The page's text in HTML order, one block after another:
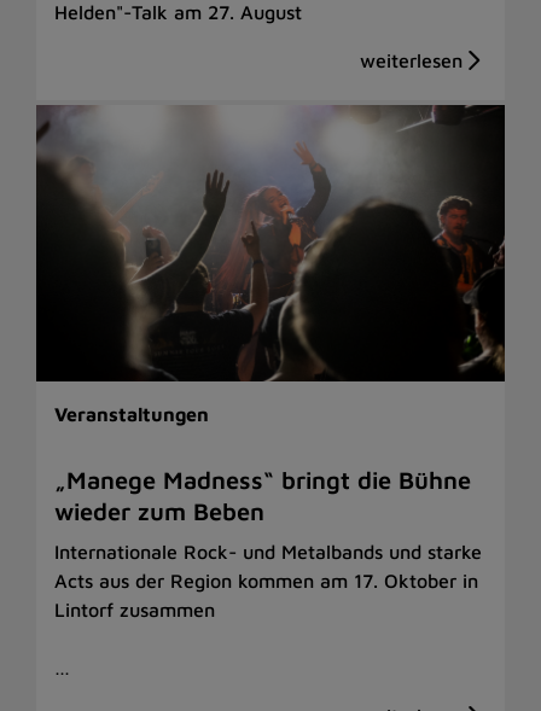
Helden"-Talk am 27. August
Veranstaltungen
„Manege Madness“ bringt die Bühne
wieder zum Beben
Internationale Rock- und Metalbands und starke
Acts aus der Region kommen am 17. Oktober in
Lintorf zusammen
…